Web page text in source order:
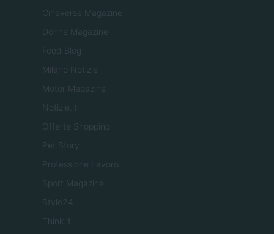
Cineverse Magazine
Donne Magazine
Food Blog
Milano Notizie
Motor Magazine
Notizie.it
Offerte Shopping
Pet Story
Professione Lavoro
Sport Magazine
Style24
Think.it